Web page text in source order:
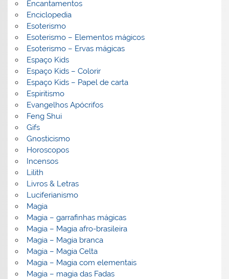
Encantamentos
Enciclopedia
Esoterismo
Esoterismo – Elementos mágicos
Esoterismo – Ervas mágicas
Espaço Kids
Espaço Kids – Colorir
Espaço Kids – Papel de carta
Espiritismo
Evangelhos Apócrifos
Feng Shui
Gifs
Gnosticismo
Horoscopos
Incensos
Lilith
Livros & Letras
Luciferianismo
Magia
Magia – garrafinhas mágicas
Magia – Magia afro-brasileira
Magia – Magia branca
Magia – Magia Celta
Magia – Magia com elementais
Magia – magia das Fadas